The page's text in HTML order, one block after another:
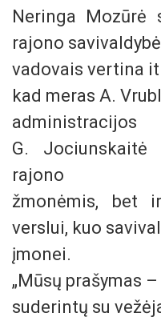
Neringa
rajono
vadovais vertina
kad meras A.
G.
rajono
žmonėmis, bet
verslui, kuo
įmonei.
„Mūsų prašymas
suderintų su